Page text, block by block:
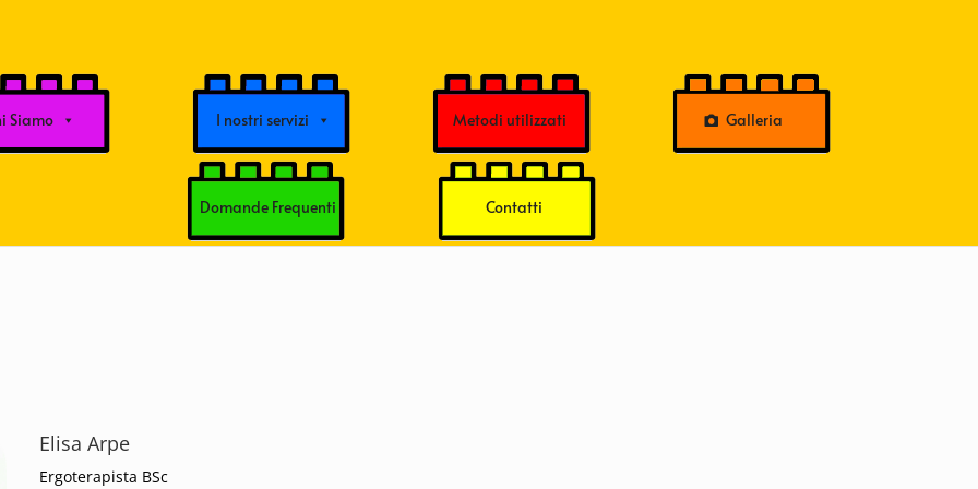
Siamo I nostri servizi Metodi utilizzati Galleria
Domande Frequenti Contatti
Elisa Arpe
Ergoterapista BSc